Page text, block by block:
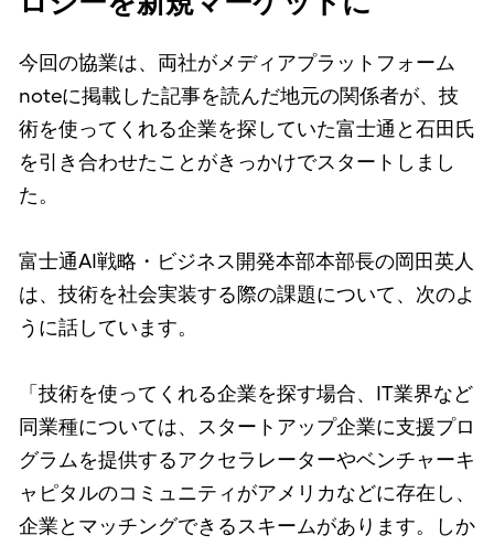
今回の協業は、両社がメディアプラットフォーム
noteに掲載した記事を読んだ地元の関係者が、技
術を使ってくれる企業を探していた富士通と石田氏
を引き合わせたことがきっかけでスタートしまし
た。
富士通AI戦略・ビジネス開発本部本部長の岡田英人
は、技術を社会実装する際の課題について、次のよ
うに話しています。
「技術を使ってくれる企業を探す場合、IT業界など
同業種については、スタートアップ企業に支援プロ
グラムを提供するアクセラレーターやベンチャーキ
ャピタルのコミュニティがアメリカなどに存在し、
企業とマッチングできるスキームがあります。しか